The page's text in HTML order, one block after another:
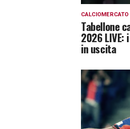
CALCIOMERCATO
Tabellone
2026
in uscita